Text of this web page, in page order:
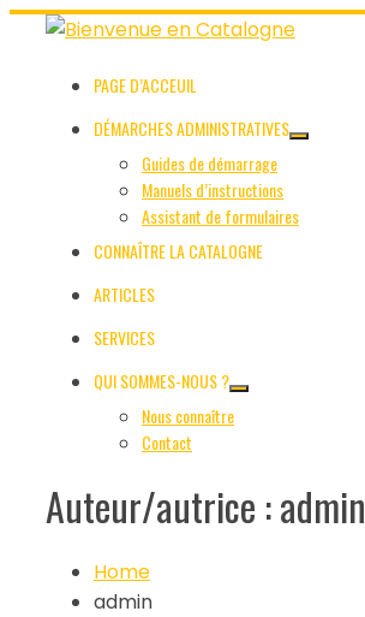
Skip
content
PAGE D’ACCEUIL
DÉMARCHES ADMINISTRATIVES
Guides de démarrage
Manuels d’instructions
Assistant de formulaires
CONNAÎTRE LA CATALOGNE
ARTICLES
SERVICES
QUI SOMMES-NOUS ?
Nous connaître
Contact
Auteur/autrice :admin
Home
admin